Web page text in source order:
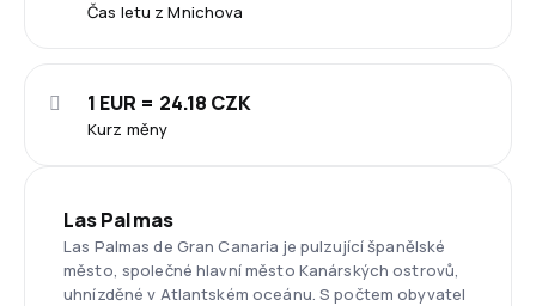
Čas letu z Mnichova
Kurz měny
1 EUR = 24.18 CZK
Las Palmas
Las Palmas de Gran Canaria je pulzující španělské
město, společné hlavní město Kanárských ostrovů,
uhnízděné v Atlantském oceánu. S počtem obyvatel